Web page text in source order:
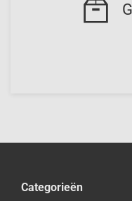
Categorieën